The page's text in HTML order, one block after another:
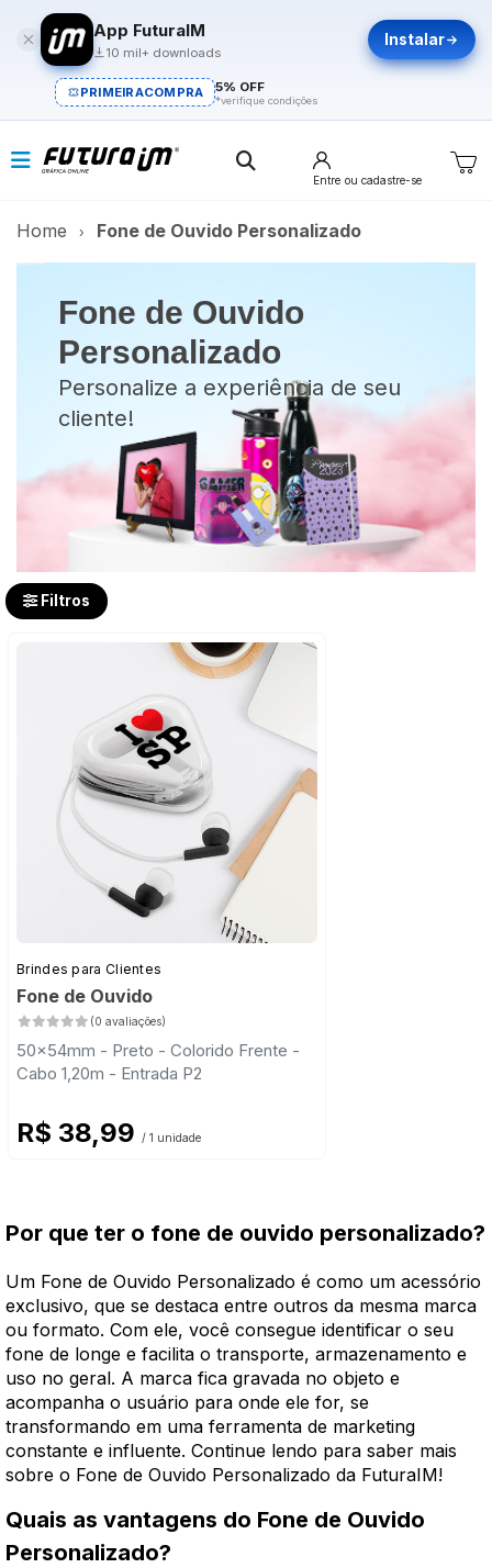
App FuturaIM
10 mil+ downloads
Instalar
PRIMEIRACOMPRA 5% OFF
*verifique condições
Entre ou cadastre-se
Home Fone de Ouvido Personalizado
Fone de Ouvido
Personalizado
Personalize a experiência de seu
cliente!
Filtros
Brindes para Clientes
Fone de Ouvido
(0 avaliações)
50x54mm - Preto - Colorido Frente -
Cabo 1,20m - Entrada P2
R$ 38,99 / 1 unidade
Por que ter o fone de ouvido personalizado?
Um Fone de Ouvido Personalizado é como um acessório
exclusivo, que se destaca entre outros da mesma marca
ou formato. Com ele, você consegue identificar o seu
fone de longe e facilita o transporte, armazenamento e
uso no geral. A marca fica gravada no objeto e
acompanha o usuário para onde ele for, se
transformando em uma ferramenta de marketing
constante e influente. Continue lendo para saber mais
sobre o Fone de Ouvido Personalizado da FuturaIM!
Quais as vantagens do Fone de Ouvido
Personalizado?